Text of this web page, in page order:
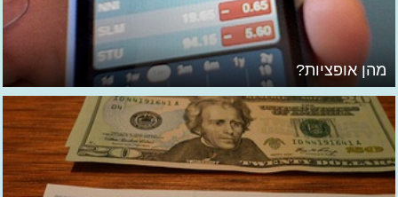
מהן אופציות?